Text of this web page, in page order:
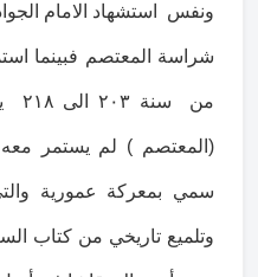
ونفس استشهاد الامام
شراسة المعتصم فبينما
(المعتصم ) لم يستمر
سمي بمعركة عمورية
وتلميع تاريخي من كتاب